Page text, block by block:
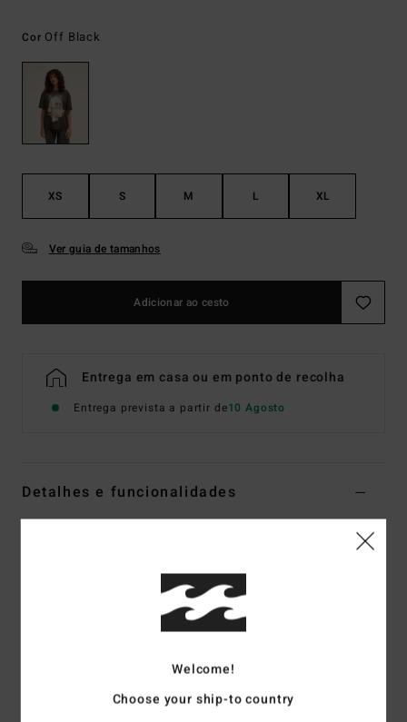
Cor Off Black
XS S M L XL
Ver guia de tamanhos
Adicionar ao cesto
Entrega em casa ou em ponto de recolha
Entrega prevista a partir de10 Agosto
Detalhes e funcionalidades
Forma da parte de baixo:regular
Gola redonda
Estampado gráfico na parte da frente
Welcome!
Choose your ship-to country